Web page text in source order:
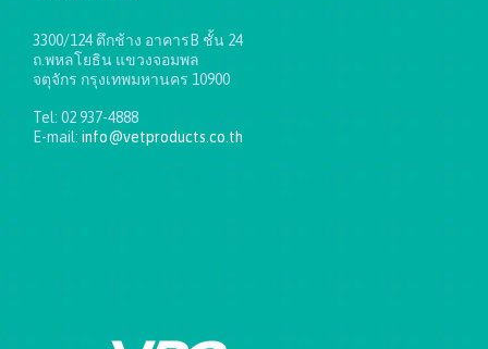
3300/124 ตึกช้าง อาคารB ชั้น 24
ถ.พหลโยธิน แขวงจอมพล
จตุจักร กรุงเทพมหานคร 10900
Tel: 02 937-4888
E-mail: info@vetproducts.co.th